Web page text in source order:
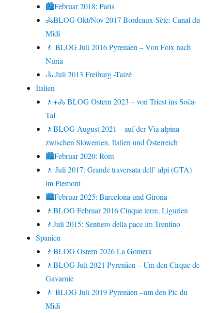
🏙Februar 2018: Paris
🚴BLOG Okt/Nov 2017 Bordeaux-Sète: Canal du
Midi
🚶 BLOG Juli 2016 Pyrenäen – Von Foix nach
Nuria
🚴 Juli 2013 Freiburg -Taizé
Italien
🚶+🚴 BLOG Ostern 2023 – von Triest ins Soča-
Tal
🚶BLOG August 2021 – auf der Via alpina
zwischen Slowenien, Italien und Österreich
🏙Februar 2020: Rom
🚶 Juli 2017: Grande traversata dell’ alpi (GTA)
im Piemont
🏙Februar 2025: Barcelona und Girona
🚶BLOG Februar 2016 Cinque terre, Ligurien
🚶Juli 2015: Sentiero della pace im Trentino
Spanien
🚶BLOG Ostern 2026 La Gomera
🚶BLOG Juli 2021 Pyrenäen – Um den Cirque de
Gavarnie
🚶 BLOG Juli 2019 Pyrenäen –um den Pic du
Midi